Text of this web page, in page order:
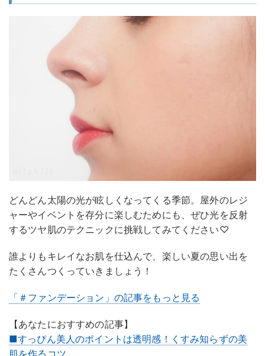
どんどん太陽の光が眩しくなってくる季節。屋外のレジ
ャーやイベントを存分に楽しむためにも、ぜひ光を反射
するツヤ肌のテクニックに挑戦してみてください♡
誰よりもキレイなお肌を仕込んで、楽しい夏の思い出を
たくさんつくっていきましょう！
「＃ファンデーション」の記事をもっと見る
【あなたにおすすめの記事】
■すっぴん美人のポイントは透明感！くすみ知らずの美
肌を作るコツ